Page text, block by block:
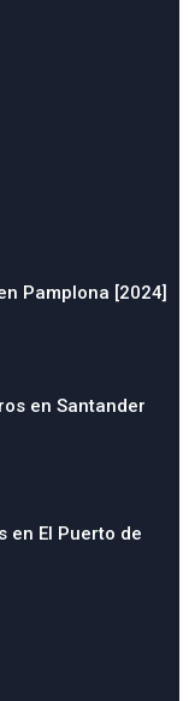
Pamplona [2024]
en Santander
en El Puerto de